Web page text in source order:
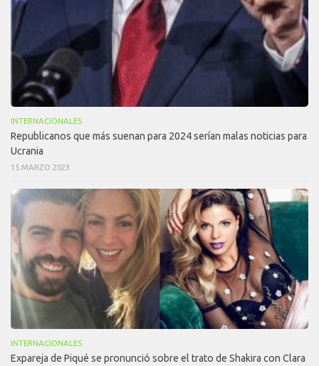
INTERNACIONALES
Republicanos que más suenan para 2024 serían malas noticias para
Ucrania
15 MARZO 2023
INTERNACIONALES
Expareja de Piqué se pronunció sobre el trato de Shakira con Clara